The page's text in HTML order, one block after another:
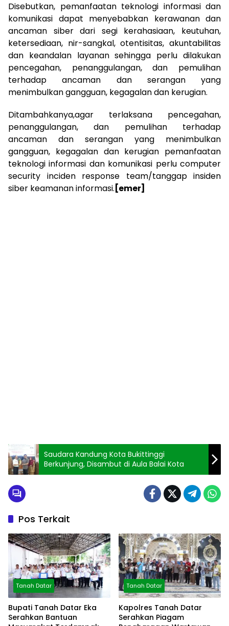
Disebutkan, pemanfaatan teknologi informasi dan
komunikasi dapat menyebabkan kerawanan dan
ancaman siber dari segi kerahasiaan, keutuhan,
ketersediaan, nir-sangkal, otentisitas, akuntabilitas
dan keandalan layanan sehingga perlu dilakukan
pencegahan, penanggulangan, dan pemulihan
terhadap ancaman dan serangan yang
menimbulkan gangguan, kegagalan dan kerugian.
Ditambahkanya,agar terlaksana pencegahan,
penanggulangan, dan pemulihan terhadap
ancaman dan serangan yang menimbulkan
gangguan, kegagalan dan kerugian pemanfaatan
teknologi informasi dan komunikasi perlu computer
security inciden response team/tanggap insiden
siber keamanan informasi. [emer]
Saudara Kandung Kota Bukittinggi
Berkunjung, Disambut di Aula Balai Kota
Pos Terkait
Tanah Datar
Bupati Tanah Datar Eka
Serahkan Bantuan
Tanah Datar
Kapolres Tanah Datar
Serahkan Piagam